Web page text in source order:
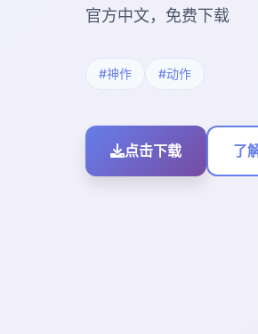
官方中文，免费下载
#神作 #动作
点击下载 了